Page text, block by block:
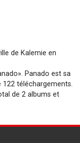
de Kalemie en
. Panado est sa
téléchargements.
de 2 albums et